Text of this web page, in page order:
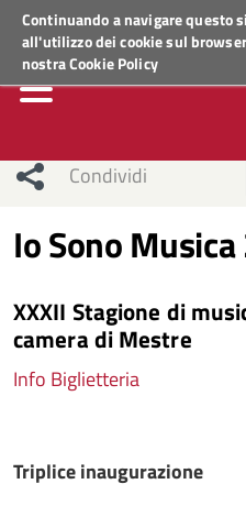
Continuando a navigare questo
all'utilizzo dei cookie sul
nostraCookie Policy
Regione Veneto
Condividi
Io Sono
XXXII Stagione di
camera di Mestre
Info Biglietteria
Triplice inaugurazione